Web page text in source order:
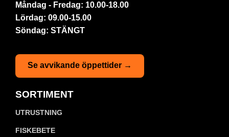
Måndag - Fredag: 10.00-18.00
Lördag: 09.00-15.00
Söndag: STÄNGT
Se avvikande öppettider →
SORTIMENT
UTRUSTNING
FISKEBETE